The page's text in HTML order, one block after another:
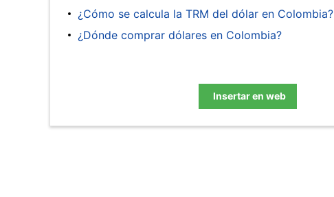
¿Cómo se calcula la TRM del dólar en Colombia?
¿Dónde comprar dólares en Colombia?
Insertar en web